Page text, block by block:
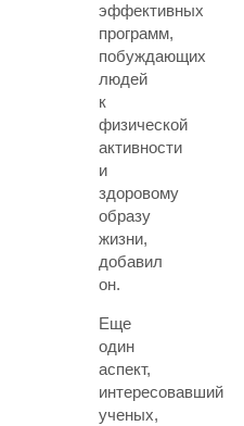
эффективных
программ,
побуждающих
людей
к
физической
активности
и
здоровому
образу
жизни,
добавил
он.
Еще
один
аспект,
интересовавший
ученых,